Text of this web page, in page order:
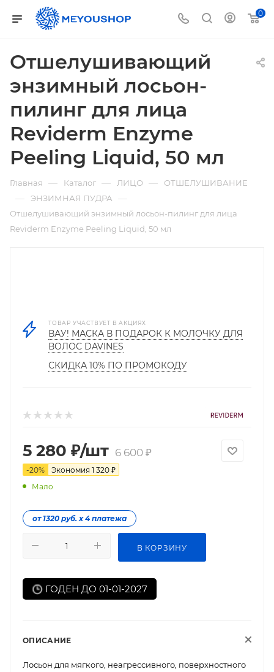
0
Отшелушивающий
энзимный лосьон-
пилинг для лица
Reviderm Enzyme
Peeling Liquid, 50 мл
Главная — Каталог — ЛИЦО — ОТШЕЛУШИВАНИЕ
— ЭНЗИМНАЯ ПУДРА —
Отшелушивающий энзимный лосьон-пилинг для лица
Reviderm Enzyme Peeling Liquid, 50 мл
ТОВАР УЧАСТВУЕТ В АКЦИЯХ
ВАУ! МАСКА В ПОДАРОК К МОЛОЧКУ ДЛЯ
ВОЛОС DAVINES
СКИДКА 10% ПО ПРОМОКОДУ
5 280 ₽/шт 6 600₽
-20% Экономия 1 320 ₽
Мало
от 1320 руб. х 4 платежа
В КОРЗИНУ
ГОДЕН ДО 01-01-2027
ОПИСАНИЕ
Лосьон для мягкого, неагрессивного, поверхностного